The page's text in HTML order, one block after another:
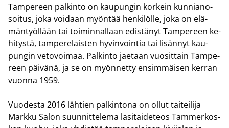
Tam­pe­reen pal­kin­to on kau­pun­gin kor­kein kun­nia­no­
soi­tus, joka voi­daan myön­tää hen­ki­löl­le, joka on elä­
män­työl­lään tai toi­min­nal­laan edis­tä­nyt Tam­pe­reen ke­
hi­tys­tä, tam­pe­re­lais­ten hy­vin­voin­tia tai li­sän­nyt kau­
pun­gin ve­to­voi­maa. Pal­kin­to jae­taan vuo­sit­tain Tam­pe­
reen päi­vä­nä, ja se on myön­net­ty en­sim­mäi­sen ker­ran
vuon­na 1959.
Vuo­des­ta 2016 läh­tien pal­kin­to­na on ollut tai­tei­li­ja
Mark­ku Salon suun­nit­te­le­ma la­si­tai­de­teos Tam­mer­kos­